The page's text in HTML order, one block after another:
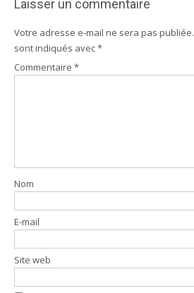
Laisser un commentaire
Votre adresse e-mail ne sera pas publiée.
sont indiqués avec*
Commentaire *
Nom
E-mail
Site web